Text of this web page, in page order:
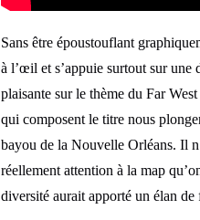
Sans être époustouflant
à l’œil et s’appuie surtout sur une
plaisante sur le thème du Far
qui composent le titre nous
bayou de la Nouvelle Orléans. Il
réellement attention à la map
diversité aurait apporté un élan